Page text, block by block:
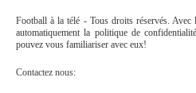
Football à la télé - Tous droits réservés.
automatiquement la politique de
pouvez vous familiariser avec eux!
Contactez nous: